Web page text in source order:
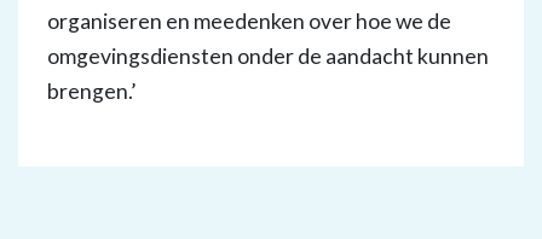
organiseren en meedenken over hoe we de
omgevingsdiensten onder de aandacht kunnen
brengen.’